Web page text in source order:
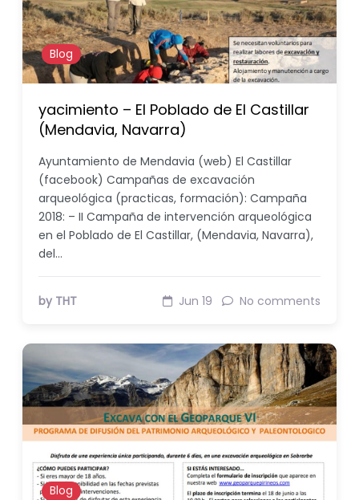
Blog
yacimiento – El Poblado de El Castillar
(Mendavia, Navarra)
Ayuntamiento de Mendavia (web) El Castillar
(facebook) Campañas de excavación
arqueológica (practicas, formación): Campaña
2018: – II Campaña de intervención arqueológica
en el Poblado de El Castillar, (Mendavia, Navarra),
del…
by THT Jun 19 No comments
Blog